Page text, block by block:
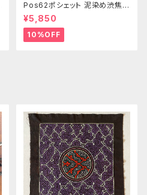
Pos62ポシェット 泥染め渋焦茶
ファスナーポーチ 20x18cm
渋い泥染めアレンジ 男性用小
物入れ 暇の付け替え可能
¥5,850
10%OFF